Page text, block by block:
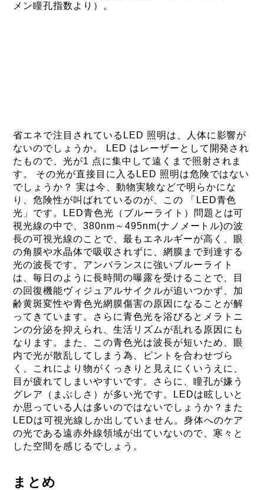
メン瞳孔指数より）。
省エネで注目されているLED 照明は、人体に影響が
ないのでしょうか。 LED はレーザーとして開発され
たもので、光が1 点に集中して遠くまで照射されま
す。 その光が直接目に入るLED 照明は危険ではない
でしょうか？ 実は今、動物実験などで明らかにな
り、危険性が叫ばれているのが、この 「LED青色
光」です。LED青色光（ブルーライト）問題とは可
視光線の中で、380nm～495nm(ナノメートル)の波
長の可視光線のことで、最もエネルギーが高く、眼
の角膜や水晶体で吸収されずに、網膜まで到達する
光の波長です。アンバランスに強いブルーライト
は、毎日のように長時間の曝露を受けることで、目
の回復機能ヴィジュアルサイクルが追いつかず、加
齢黄斑変性や青色光網膜傷害の原因になることが解
ってきています。さらに青色光を浴びるとメラトニ
ンの分泌を抑えられ、生活リズムが乱れる原因にも
なります。また、この青色光は波長が短いため、眼
内で光が散乱してしまう為、ピントを合わせづら
く、これにより物がくっきりと見えにくいうえに、
目が疲れてしまいやすいです。さらに、瞳孔が嫌う
グレア（まぶしさ）が多い光です。LEDは眩しいと
か思っている人は多いのではないでしょうか？また
LEDは可視光線しか出していません。身体へのケア
の光である遠赤外線領域が出ていないので、寒々と
した空間を感じるでしょう。
まとめ